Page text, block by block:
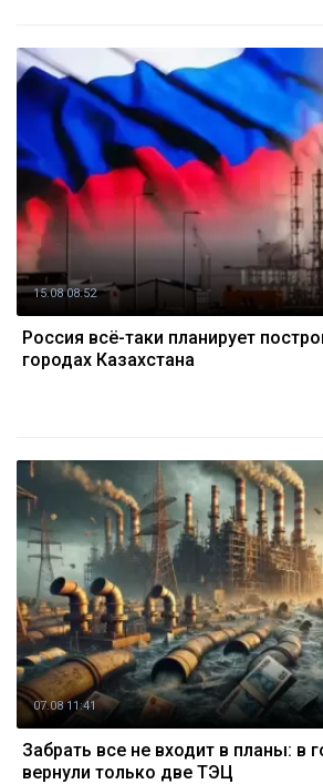
15.08 08:52
Россия всё-таки планирует
городах Казахстана
07.08 11:41
Забрать все не входит в планы: в
вернули только две ТЭЦ